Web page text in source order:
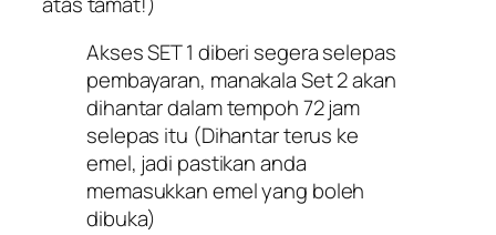
Akses SET 1 diberi segera selepas
pembayaran, manakala Set 2 akan
dihantar dalam tempoh 72 jam
selepas itu (Dihantar terus ke
emel, jadi pastikan anda
memasukkan emel yang boleh
dibuka)